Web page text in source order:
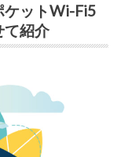
ケットWi-Fi5
て紹介